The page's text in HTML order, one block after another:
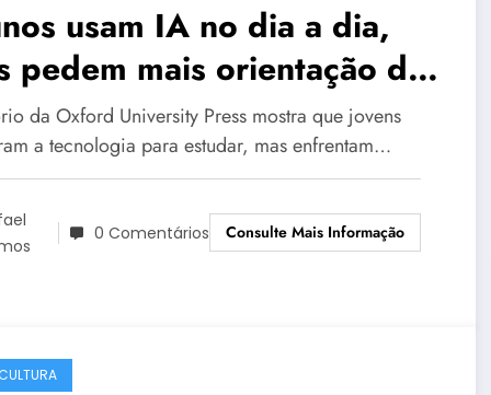
usam IA no dia a dia,
pedem mais orientação de
da Oxford University Press mostra que jovens
a tecnologia para estudar, mas enfrentam…
0 Comentários Consulte Mais Informação